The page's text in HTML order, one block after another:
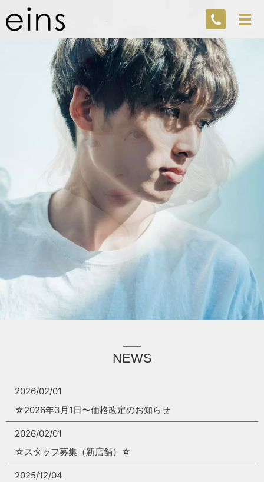
NEWS
2026/02/01
☆2026年3月1日〜価格改定のお知らせ
2026/02/01
☆スタッフ募集（新店舗）☆
2025/12/04